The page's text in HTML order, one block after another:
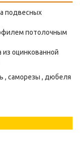
подвесных
потолочным
оцинкованной
, саморезы , дюбеля